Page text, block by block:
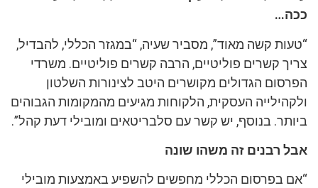
ככה…
“טעות קשה מאוד”, מסביר שעיה, “במגזר הכללי, להבדיל,
צריך קשרים פוליטיים, הרבה קשרים פוליטיים. משרדי
הפרסום הגדולים מקושרים היטב לצינורות השלטון
ולקהילייה העסקית, הלקוחות מגיעים מהמקומות הגבוהים
ביותר. בנוסף, יש קשר עם סלבריטאים ומובילי דעת קהל”.
אבל רבנים זה משהו שונה
“אם בפרסום הכללי מחפשים להשפיע באמצעות מובילי